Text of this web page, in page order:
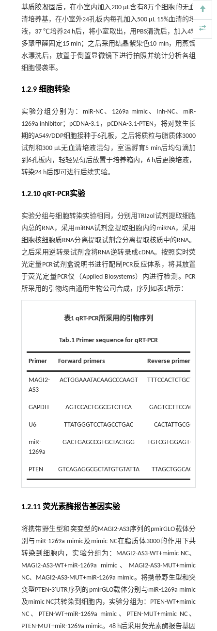
基质胶凝固后，在小室内加入200 μL含有8万个细胞的无血
清培养基，在小室外24孔板内每孔加入500 μL 15%血清的培
液，37 ℃培养24 h后，将小室取出，用PBS清洗后，加入4%
多聚甲醛固定15 min；之后采用结晶紫染色10 min，用蒸馏
水漂洗后，放置于倒置显微镜下进行拍照并统计分析各组
细胞侵袭率。
1.2.9 细胞转染
实验分组分别为：miR-NC、1269a mimic、Inh-NC、miR-
1269a inhibitor；pCDNA-3.1，pCDNA-3.1-PTEN，将对数生长
期的A549/DDP细胞接种于6孔板，之后将质粒与脂质体3000
试剂和300 μL无血清培液混匀，室温孵育5 min后均匀滴加
到6孔板内，轻轻晃匀后放置于培养箱内，6 h后更换培液，
转染24 h后即可进行后续实验。
1.2.10 qRT-PCR实验
实验分组与细胞转染实验相同，分别用TRIzol试剂提取细胞
内总的RNA，采用miRNA试剂盒提取细胞内的miRNA，采用
细胞核细胞质RNA分离提取试剂盒分离提取核质中的RNA。
之后采用逆转录试剂盒将RNA逆转录成cDNA。按照实时荧
光定量PCR试剂盒说明书进行配制PCR反应体系，将其放置
于荧光定量PCR仪（Applied Biosystems）内进行检测。PCR
所采用的引物均由通用生物公司合成，序列如表1所示：
表1 qRT-PCR所采用的引物序列
Tab.1 Primer sequence for qRT-PCR
Primer Forward primers Reverse primers
MAGI2-
AS3
ACTGGAAATACAAGCCCAAGT
GAPDH AGTCCACTGGCGTCTTCA
U6 TTATGGGTCCTAGCCTGAC CACTATTGCGGGTCTGC
miR-
1269a
GACTGAGCCGTGCTACTGG
PTEN GTCAGAGGCGCTATGTGTATTA
1.2.11 荧光素酶报告基因实验
将携带野生型和突变型的MAGI2-AS3序列的pmirGLO载体分
别与miR-1269a mimic及mimic NC在脂质体3000的作用下共
转染到细胞内，实验分组为：MAGI2-AS3-WT+mimic NC、
MAGI2-AS3-WT+miR-1269a mimic、MAGI2-AS3-MUT+mimic
NC、MAGI2-AS3-MUT+miR-1269a mimic。将携带野生型和突
变型PTEN-3'UTR序列的pmirGLO载体分别与miR-1269a mimic
及mimic NC共转染到细胞内，实验分组为：PTEN-WT+mimic
NC、PTEN-WT+miR-1269a mimic、PTEN-MUT+mimic NC、
PTEN-MUT+miR-1269a mimic。48 h后采用荧光素酶报告基因